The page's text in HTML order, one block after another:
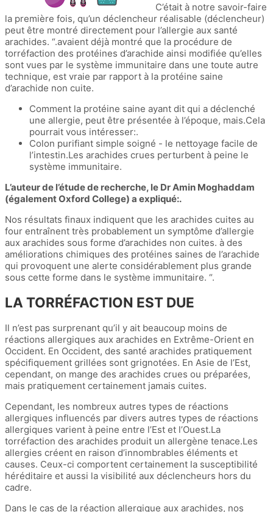
C’était à notre savoir-faire
la première fois, qu’un déclencheur réalisable (déclencheur)
peut être montré directement pour l’allergie aux santé
arachides. “.avaient déjà montré que la procédure de
torréfaction des protéines d’arachide ainsi modifiée qu’elles
sont vues par le système immunitaire dans une toute autre
technique, est vraie par rapport à la protéine saine
d’arachide non cuite.
Comment la protéine saine ayant dit qui a déclenché
une allergie, peut être présentée à l’époque, mais.Cela
pourrait vous intéresser:.
Colon purifiant simple soigné - le nettoyage facile de
l’intestin.Les arachides crues perturbent à peine le
système immunitaire.
L’auteur de l’étude de recherche, le Dr Amin Moghaddam
(également Oxford College) a expliqué:.
Nos résultats finaux indiquent que les arachides cuites au
four entraînent très probablement un symptôme d’allergie
aux arachides sous forme d’arachides non cuites. à des
améliorations chimiques des protéines saines de l’arachide
qui provoquent une alerte considérablement plus grande
sous cette forme dans le système immunitaire. “.
LA TORRÉFACTION EST DUE
Il n’est pas surprenant qu’il y ait beaucoup moins de
réactions allergiques aux arachides en Extrême-Orient en
Occident. En Occident, des santé arachides pratiquement
spécifiquement grillées sont grignotées. En Asie de l’Est,
cependant, on mange des arachides crues ou préparées,
mais pratiquement certainement jamais cuites.
Cependant, les nombreux autres types de réactions
allergiques influencés par divers autres types de réactions
allergiques varient à peine entre l’Est et l’Ouest.La
torréfaction des arachides produit un allergène tenace.Les
allergies créent en raison d’innombrables éléments et
causes. Ceux-ci comportent certainement la susceptibilité
héréditaire et aussi la visibilité aux déclencheurs hors du
cadre.
Dans le cas de la réaction allergique aux arachides, nos